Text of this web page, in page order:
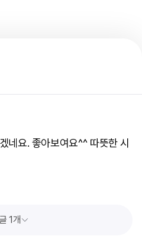
네요. 좋아보여요^^ 따뜻한 시
1개